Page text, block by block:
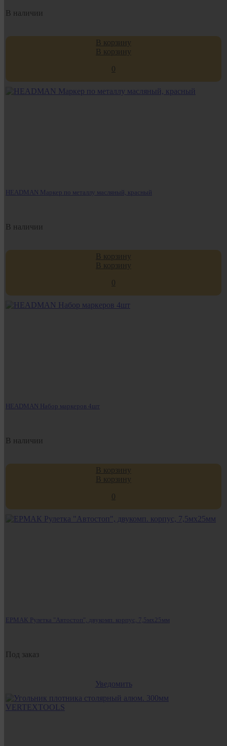
В наличии
В корзину
В корзину
0
HEADMAN Маркер по металлу масляный, красный
В наличии
В корзину
В корзину
0
HEADMAN Набор маркеров 4шт
В наличии
В корзину
В корзину
0
ЕРМАК Рулетка "Автостоп", двукомп. корпус, 7,5мх25мм
Под заказ
Уведомить